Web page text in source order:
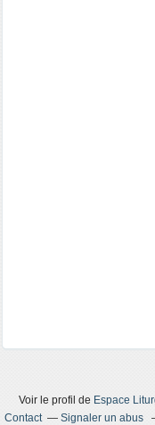
Voir le profil de Espace
Contact
Signaler un abus